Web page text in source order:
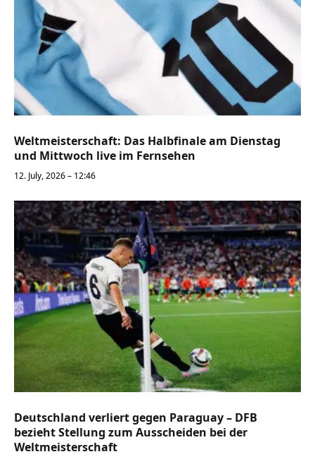
Weltmeisterschaft: Das Halbfinale am Dienstag
und Mittwoch live im Fernsehen
12. July, 2026 – 12:46
Deutschland verliert gegen Paraguay – DFB
bezieht Stellung zum Ausscheiden bei der
Weltmeisterschaft